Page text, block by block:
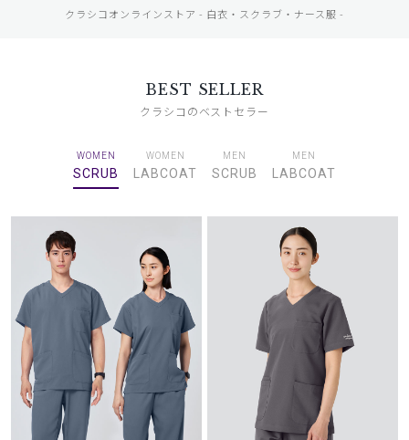
クラシコオンラインストア - 白衣・スクラブ・ナース服 -
BEST SELLER
クラシコのベストセラー
WOMEN
SCRUB
WOMEN
LABCOAT
MEN
SCRUB
MEN
LABCOAT